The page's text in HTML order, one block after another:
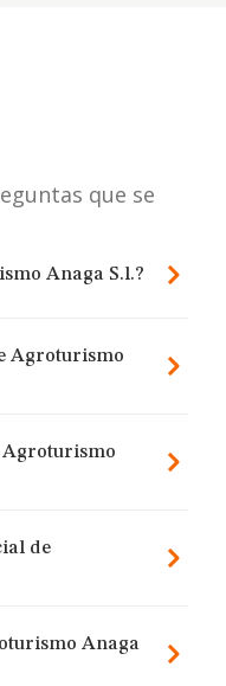
que se
Anaga S.l.?
Agroturismo
Agroturismo
de
Anaga